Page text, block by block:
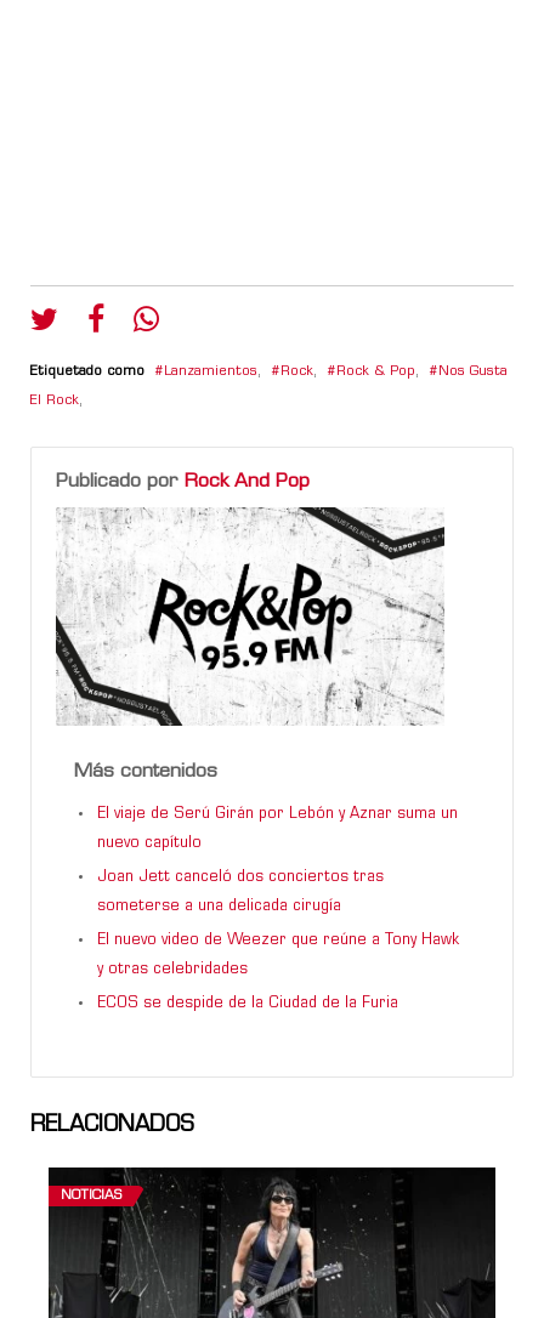
Etiquetado como Lanzamientos, Rock, Rock & Pop, Nos Gusta
El Rock,
Publicado por Rock And Pop
Más contenidos
El viaje de Serú Girán por Lebón y Aznar suma un
nuevo capítulo
Joan Jett canceló dos conciertos tras
someterse a una delicada cirugía
El nuevo video de Weezer que reúne a Tony Hawk
y otras celebridades
ECOS se despide de la Ciudad de la Furia
RELACIONADOS
NOTICIAS